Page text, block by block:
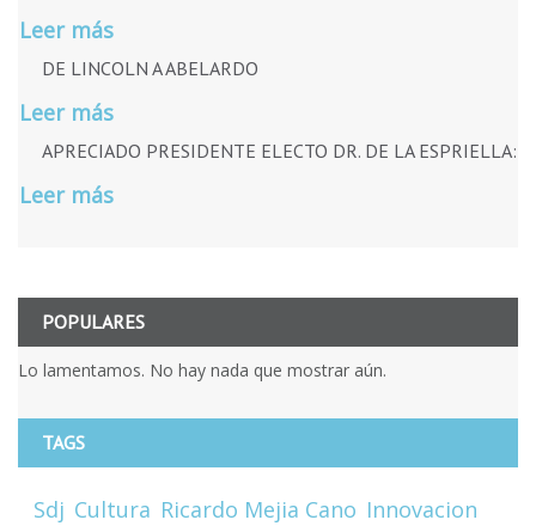
Leer más
DE LINCOLN A ABELARDO
Leer más
APRECIADO PRESIDENTE ELECTO DR. DE LA ESPRIELLA:
Leer más
POPULARES
Lo lamentamos. No hay nada que mostrar aún.
TAGS
Sdj Cultura Ricardo Mejia Cano Innovacion